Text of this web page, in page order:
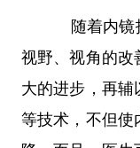
随着内镜
视野、视角的改
大的进步，再
等技术，不但使